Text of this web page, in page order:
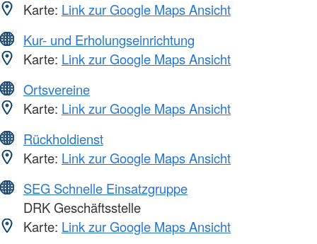
Karte: Link zur Google Maps Ansicht
Kur- und Erholungseinrichtung
Karte: Link zur Google Maps Ansicht
Ortsvereine
Karte: Link zur Google Maps Ansicht
Rückholdienst
Karte: Link zur Google Maps Ansicht
SEG Schnelle Einsatzgruppe
DRK Geschäftsstelle
Karte: Link zur Google Maps Ansicht